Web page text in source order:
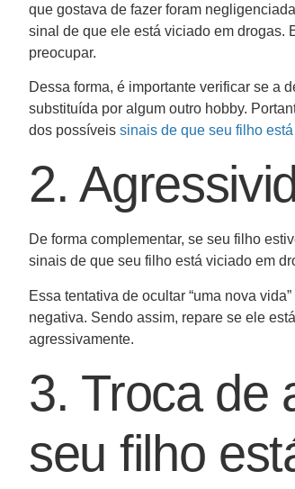
que gostava de fazer foram
sinal de que ele está viciado em drogas.
preocupar.
Dessa forma, é importante verificar se a
substituída por algum outro hobby.
dos possíveis sinais de que seu filho
2.
De forma complementar, se seu filho
sinais de que seu filho está viciado em
Essa tentativa de ocultar “uma nova
negativa. Sendo assim, repare se ele
agressivamente.
3. Troca de
seu filho